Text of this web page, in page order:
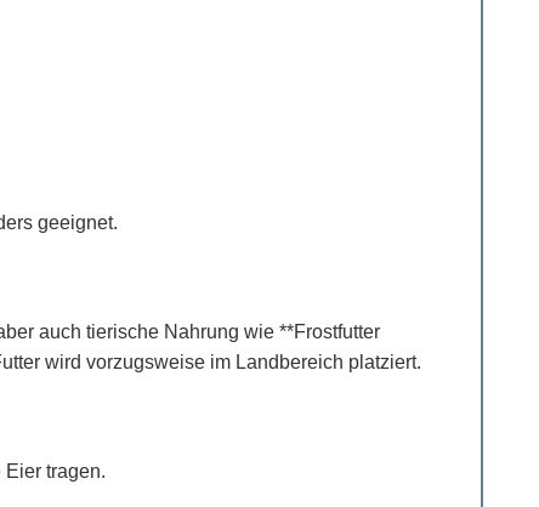
geeignet.
auch tierische Nahrung wie **Frostfutter
wird vorzugsweise im Landbereich platziert.
tragen.